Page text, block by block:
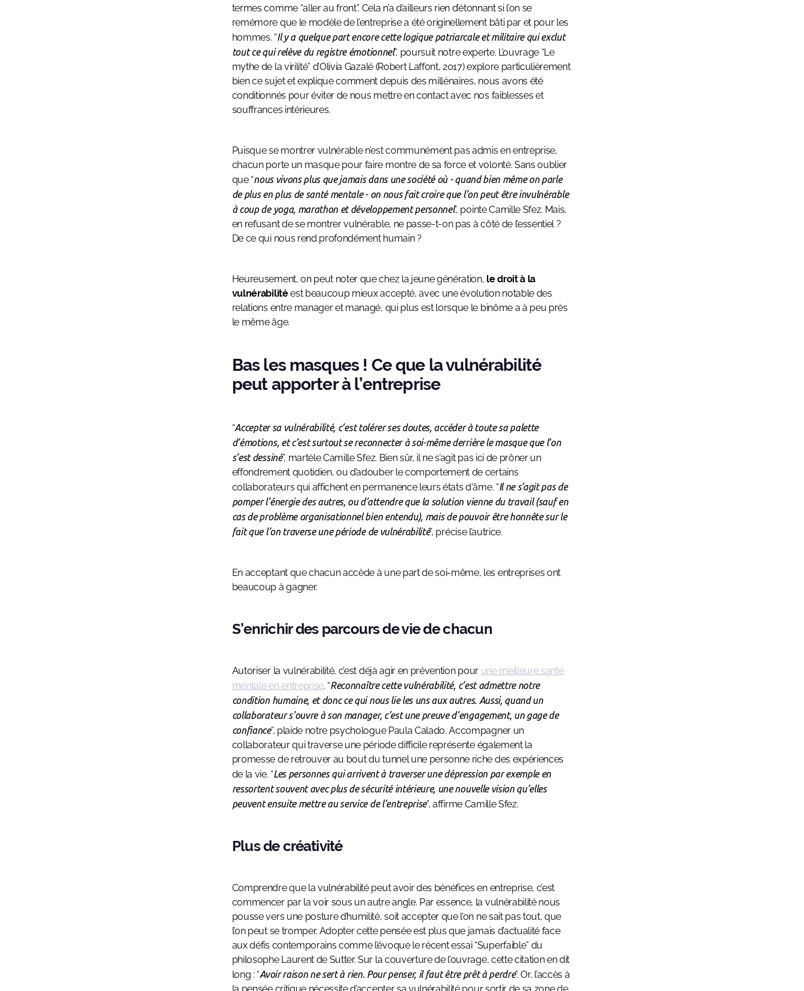
termes comme “aller au front”. Cela n’a d’ailleurs rien d’étonnant si l’on se
remémore que le modèle de l’entreprise a été originellement bâti par et pour les
hommes. “Il y a quelque part encore cette logique patriarcale et militaire qui exclut
tout ce qui relève du registre émotionnel”, poursuit notre experte. L’ouvrage “Le
mythe de la virilité” d’Olivia Gazalé (Robert Laffont, 2017) explore particulièrement
bien ce sujet et explique comment depuis des millénaires, nous avons été
conditionnés pour éviter de nous mettre en contact avec nos faiblesses et
souffrances intérieures.
Puisque se montrer vulnérable n’est communément pas admis en entreprise,
chacun porte un masque pour faire montre de sa force et volonté. Sans oublier
que “nous vivons plus que jamais dans une société où - quand bien même on parle
de plus en plus de santé mentale - on nous fait croire que l’on peut être invulnérable
à coup de yoga, marathon et développement personnel”, pointe Camille Sfez. Mais,
en refusant de se montrer vulnérable, ne passe-t-on pas à côté de l’essentiel ?
De ce qui nous rend profondément humain ?
Heureusement, on peut noter que chez la jeune génération, le droit à la
vulnérabilitéest beaucoup mieux accepté, avec une évolution notable des
relations entre manager et managé, qui plus est lorsque le binôme a à peu près
le même âge.
Bas les masques ! Ce que la vulnérabilité
peut apporter à l’entreprise
“Accepter sa vulnérabilité, c’est tolérer ses doutes, accéder à toute sa palette
d’émotions, et c’est surtout se reconnecter à soi-même derrière le masque que l’on
s’est dessiné”, martèle Camille Sfez. Bien sûr, il ne s’agit pas ici de prôner un
effondrement quotidien, ou d’adouber le comportement de certains
collaborateurs qui affichent en permanence leurs états d'âme. “Il ne s’agit pas de
pomper l’énergie des autres, ou d’attendre que la solution vienne du travail (sauf en
cas de problème organisationnel bien entendu), mais de pouvoir être honnête sur le
fait que l’on traverse une période de vulnérabilité”, précise l’autrice.
En acceptant que chacun accède à une part de soi-même, les entreprises ont
beaucoup à gagner.
S’enrichir des parcours de vie de chacun
Autoriser la vulnérabilité, c’est déjà agir en prévention pour une meilleure santé
mentale en entreprise. “Reconnaître cette vulnérabilité, c’est admettre notre
condition humaine, et donc ce qui nous lie les uns aux autres. Aussi, quand un
collaborateur s’ouvre à son manager, c’est une preuve d’engagement, un gage de
confiance”, plaide notre psychologue Paula Calado. Accompagner un
collaborateur qui traverse une période difficile représente également la
promesse de retrouver au bout du tunnel une personne riche des expériences
de la vie. “Les personnes qui arrivent à traverser une dépression par exemple en
ressortent souvent avec plus de sécurité intérieure, une nouvelle vision qu’elles
peuvent ensuite mettre au service de l’entreprise”, affirme Camille Sfez.
Plus de créativité
Comprendre que la vulnérabilité peut avoir des bénéfices en entreprise, c’est
commencer par la voir sous un autre angle. Par essence, la vulnérabilité nous
pousse vers une posture d’humilité, soit accepter que l’on ne sait pas tout, que
l’on peut se tromper. Adopter cette pensée est plus que jamais d’actualité face
aux défis contemporains comme l’évoque le récent essai “Superfaible” du
philosophe Laurent de Sutter. Sur la couverture de l’ouvrage, cette citation en dit
long : “Avoir raison ne sert à rien. Pour penser, il faut être prêt à perdre”. Or, l’accès à